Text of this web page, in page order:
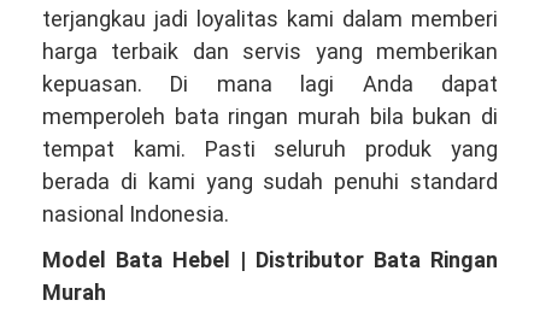
terjangkau jadi loyalitas kami dalam memberi
harga terbaik dan servis yang memberikan
kepuasan. Di mana lagi Anda dapat
memperoleh bata ringan murah bila bukan di
tempat kami. Pasti seluruh produk yang
berada di kami yang sudah penuhi standard
nasional Indonesia.
Model Bata Hebel | Distributor Bata Ringan
Murah